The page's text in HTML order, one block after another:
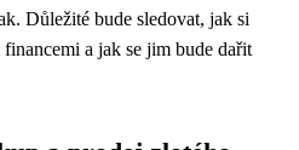
Důležité bude sledovat, jak si
a jak se jim bude dařit